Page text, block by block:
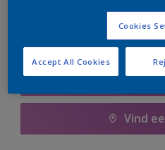
Vind
Cookies
Accept All Cookies